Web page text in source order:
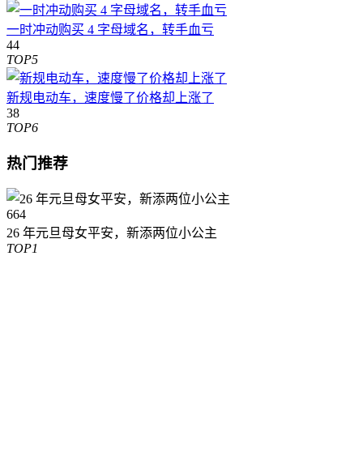
一时冲动购买 4 字母域名，转手血亏
44
TOP5
新规电动车，速度慢了价格却上涨了
38
TOP6
热门推荐
664
26 年元旦母女平安，新添两位小公主
TOP1